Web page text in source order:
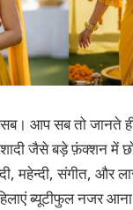
आप सब तो जानते
जैसे बड़े फ़ंक्शन में
महेन्दी, संगीत, और
ब्यूटीफुल नजर आना